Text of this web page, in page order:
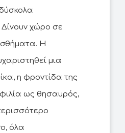
Δίνουν χώρο σε
Η
μια
η φροντίδα της
φιλία ως θησαυρός,
όλα